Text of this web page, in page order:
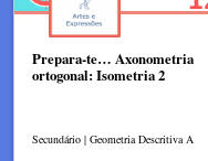
Prepara-te… Axonometria
ortogonal: Isometria 2
Secundário | Geometria Descritiva A